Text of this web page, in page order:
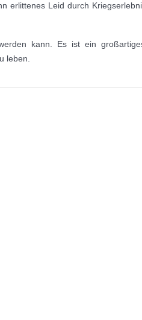
erlittenes Leid durch
kann. Es ist ein
leben.